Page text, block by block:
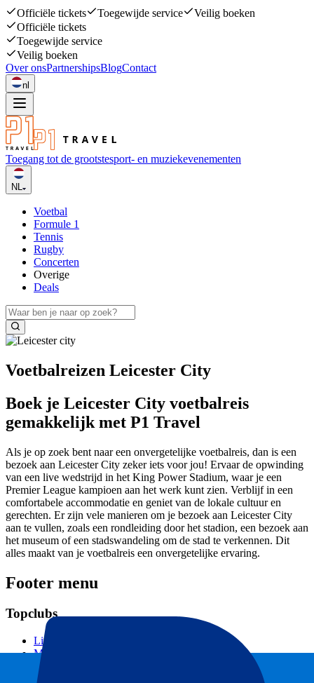
Officiële tickets Toegewijde service
Veilig boeken
Officiële tickets
Toegewijde service
Veilig boeken
Over onsPartnershipsBlogContact
nl
Toegang tot de grootstesport- en muziekevenementen
NL
Voetbal
Formule 1
Tennis
Rugby
Concerten
Overige
Deals
Voetbalreizen Leicester City
Boek je Leicester City voetbalreis
gemakkelijk met P1 Travel
Als je op zoek bent naar een onvergetelijke voetbalreis, dan is een
bezoek aan Leicester City zeker iets voor jou! Ervaar de opwinding
van een live wedstrijd in het King Power Stadium, waar je een
Premier League kampioen aan het werk kunt zien. Verblijf in een
comfortabele accommodatie en geniet van de lokale cultuur en
gerechten. Er zijn vele manieren om je bezoek aan Leicester City
aan te vullen, zoals een rondleiding door het stadion, een bezoek aan
het museum of een stadswandeling om de stad te verkennen. Dit
alles maakt van je voetbalreis een onvergetelijke ervaring.
Footer menu
Topclubs
Liverpool
Manchester United
Manchester City
FC Barcelona